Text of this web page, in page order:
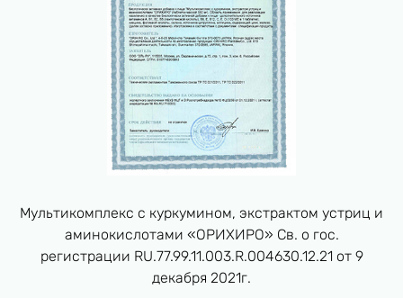
Противопоказания
непереносимость
Способ хранения
хранить в сухом,
защищённом от
солнечного света и
влаги месте
Срок годности 01.12.2026
Мультикомплекс с куркумином, экстрактом устриц и
аминокислотами «ОРИХИРО» Св. о гос.
регистрации RU.77.99.11.003.R.004630.12.21 от 9
декабря 2021г.